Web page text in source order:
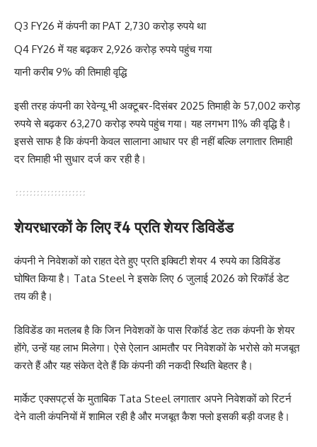
Q3 FY26 में कंपनी का PAT 2,730 करोड़ रुपये था
Q4 FY26 में यह बढ़कर 2,926 करोड़ रुपये पहुंच गया
यानी करीब 9% की तिमाही वृद्धि
इसी तरह कंपनी का रेवेन्यू भी अक्टूबर-दिसंबर 2025 तिमाही के 57,002 करोड़
रुपये से बढ़कर 63,270 करोड़ रुपये पहुंच गया। यह लगभग 11% की वृद्धि है।
इससे साफ है कि कंपनी केवल सालाना आधार पर ही नहीं बल्कि लगातार तिमाही
दर तिमाही भी सुधार दर्ज कर रही है।
शेयरधारकों के लिए ₹4 प्रति शेयर डिविडेंड
कंपनी ने निवेशकों को राहत देते हुए प्रति इक्विटी शेयर 4 रुपये का डिविडेंड
घोषित किया है। Tata Steel ने इसके लिए 6 जुलाई 2026 को रिकॉर्ड डेट
तय की है।
डिविडेंड का मतलब है कि जिन निवेशकों के पास रिकॉर्ड डेट तक कंपनी के शेयर
होंगे, उन्हें यह लाभ मिलेगा। ऐसे ऐलान आमतौर पर निवेशकों के भरोसे को मजबूत
करते हैं और यह संकेत देते हैं कि कंपनी की नकदी स्थिति बेहतर है।
मार्केट एक्सपर्ट्स के मुताबिक Tata Steel लगातार अपने निवेशकों को रिटर्न
देने वाली कंपनियों में शामिल रही है और मजबूत कैश फ्लो इसकी बड़ी वजह है।